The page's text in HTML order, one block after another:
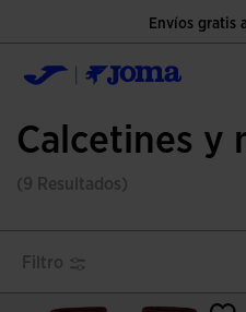
Envíos gratis
Calcetines y
(9 Resultados)
Filtro